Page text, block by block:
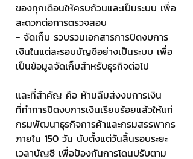
ของทุกเดือนให้ครบถ้วนและเป็นระบบ เพื่อ
สะดวกต่อการตรวจสอบ
- จัดเก็บ รวบรวมเอกสารการปิดงบการ
เงินในแต่ละรอบบัญชีอย่างเป็นระบบ เพื่อ
เป็นข้อมูลจัดเก็บสำหรับธุรกิจต่อไป
และที่สำคัญ คือ ห้ามลืมส่งงบการเงิน
ที่ทำการปิดงบการเงินเรียบร้อยแล้วให้แก่
กรมพัฒนาธุรกิจการค้าและกรมสรรพากร
ภายใน 150 วัน นับตั้งแต่วันสิ้นรอบระยะ
เวลาบัญชี เพื่อป้องกันการโดนปรับตาม